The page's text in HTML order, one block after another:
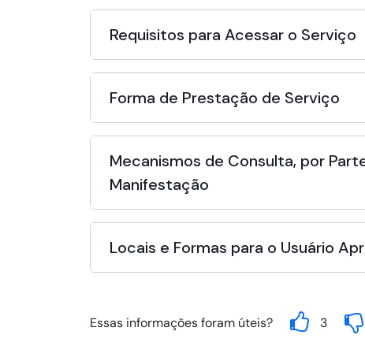
Requisitos para Acessar o Serviço
Forma de Prestação de Serviço
Mecanismos de Consulta, por
Manifestação
Locais e Formas para o Usuário
Essas informações foram úteis? 3